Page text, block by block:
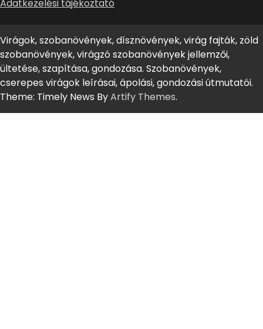
Adatkezelési tájékoztató
Virágok, szobanövények, dísznövények, virág fajták, zöld
szobanövények, virágzó szobanövények jellemzői,
ültetése, szapítása, gondozása. Szobanövények,
cserepes virágok leírásai, ápolási, gondozási útmutatói.
Theme: Timely News ByArtify Themes.